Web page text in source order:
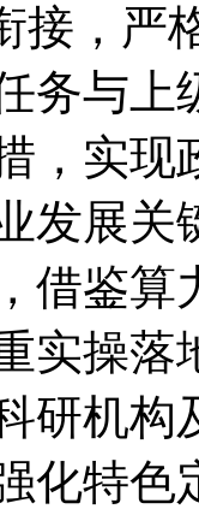
接，严
务与上
，实
发展
借鉴算
实操落
研机构
化特色